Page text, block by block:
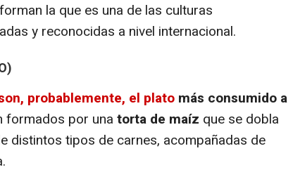
la que es una de las culturas
y reconocidas a nivel internacional.
probablemente, el plato más consumido a
formados por una torta de maíz que se dobla
distintos tipos de carnes, acompañadas de